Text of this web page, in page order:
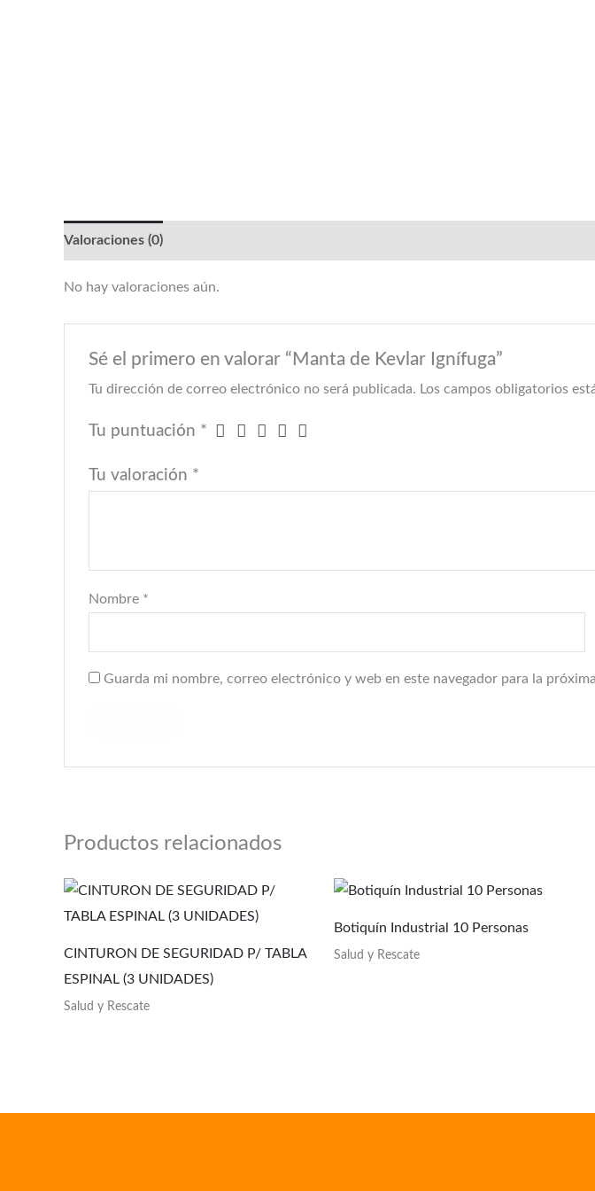
Valoraciones (0)
No hay valoraciones aún.
Sé el primero en valorar “Manta de Kevlar Ignífuga”
Tu dirección de correo electrónico no será publicada. Los campos obligatorios
Tu puntuación *
Tu valoración *
Nombre *
Guarda mi nombre, correo electrónico y web en este navegador para la
Productos relacionados
CINTURON DE SEGURIDAD P/ TABLA
ESPINAL (3 UNIDADES)
Salud y Rescate
Botiquín Industrial 10 Personas
Salud y Rescate